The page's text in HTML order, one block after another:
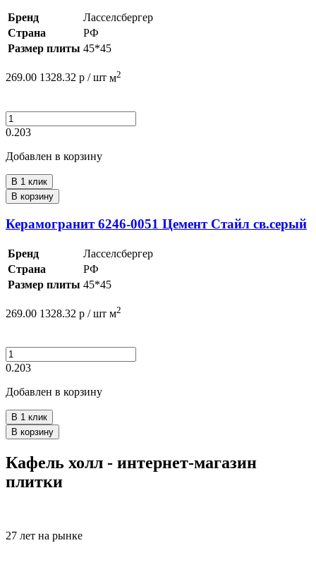
Бренд
Ласселсбергер
Страна
РФ
Размер плиты 45*45
269.00 1328.32 р / шт м2
0.203
Добавлен в корзину
В 1 клик
В корзину
Керамогранит 6246-0051 Цемент Стайл св.серый
Бренд
Ласселсбергер
Страна
РФ
Размер плиты 45*45
269.00 1328.32 р / шт м2
0.203
Добавлен в корзину
В 1 клик
В корзину
Кафель холл - интернет-магазин
плитки
27 лет на рынке